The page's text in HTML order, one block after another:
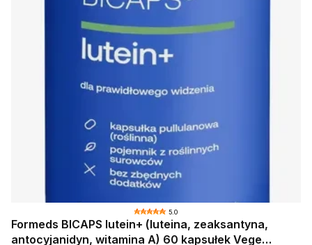
5.0
Formeds BICAPS lutein+ (luteina, zeaksantyna,
antocyjanidyn, witamina A) 60 kapsułek Vege